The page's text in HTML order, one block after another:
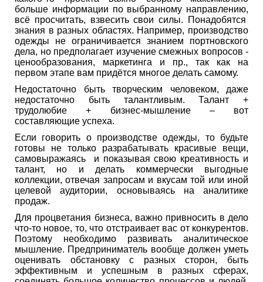
больше информации по выбранному направлению,
всё просчитать, взвесить свои силы. Понадобятся
знания в разных областях. Например, производство
одежды не ограничивается знанием портновского
дела, но предполагает изучение смежных вопросов -
ценообразования, маркетинга и пр., так как на
первом этапе вам придётся многое делать самому.
Недостаточно быть творческим человеком, даже
недостаточно быть талантливым. Талант +
трудолюбие + бизнес-мышление – вот
составляющие успеха.
Если говорить о производстве одежды, то будьте
готовы не только разрабатывать красивые вещи,
самовыражаясь и показывая свою креативность и
талант, но и делать коммерчески выгодные
коллекции, отвечая запросам и вкусам той или иной
целевой аудитории, основываясь на аналитике
продаж.
Для процветания бизнеса, важно привносить в дело
что-то новое, то, что отстраивает вас от конкурентов.
Поэтому необходимо развивать аналитическое
мышление. Предприниматель вообще должен уметь
оценивать обстановку с разных сторон, быть
эффективным и успешным в разных сферах,